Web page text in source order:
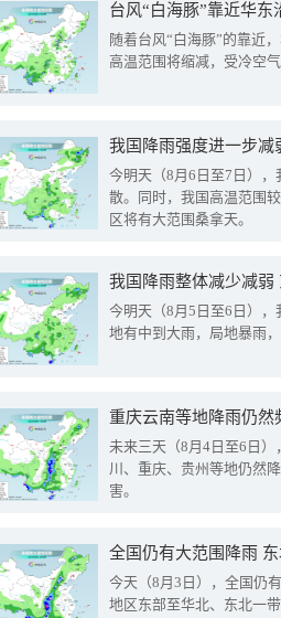
台风“白海豚”靠近华
随着台风“白海豚”的靠近
高温范围将缩减，受冷空
今明天（8月6日至7日）
散。同时，我国高温范围
区将有大范围桑拿天。
我国降雨整体减少减弱
今明天（8月5日至6日）
地有中到大雨，局地暴雨
重庆云南等地降雨仍然
未来三天（8月4日至6日
川、重庆、贵州等地仍然
害。
全国仍有大范围降雨
今天（8月3日），全国仍
地区东部至华北、东北一